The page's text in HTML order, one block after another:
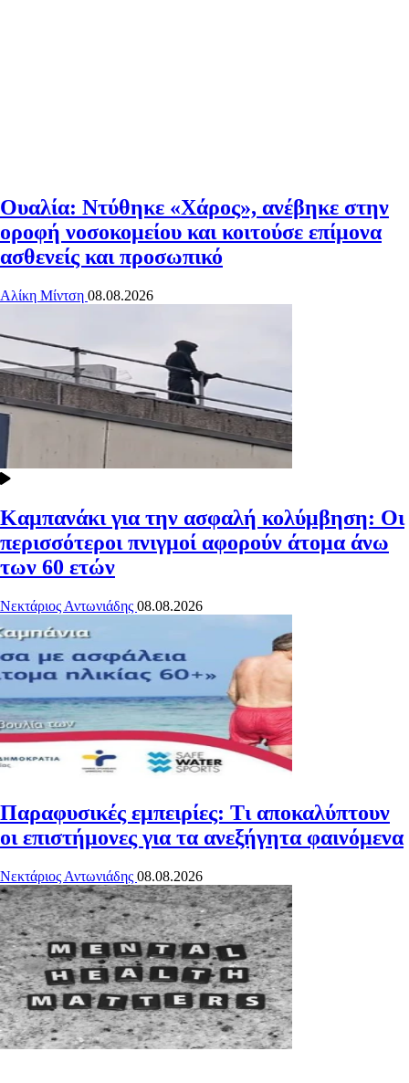
Ουαλία: Ντύθηκε «Χάρος», ανέβηκε στην
οροφή νοσοκομείου και κοιτούσε επίμονα
ασθενείς και προσωπικό
Αλίκη Μίντση 08.08.2026
Καμπανάκι για την ασφαλή κολύμβηση: Οι
περισσότεροι πνιγμοί αφορούν άτομα άνω
των 60 ετών
Νεκτάριος Αντωνιάδης 08.08.2026
Παραφυσικές εμπειρίες: Τι αποκαλύπτουν
οι επιστήμονες για τα ανεξήγητα φαινόμενα
Νεκτάριος Αντωνιάδης 08.08.2026